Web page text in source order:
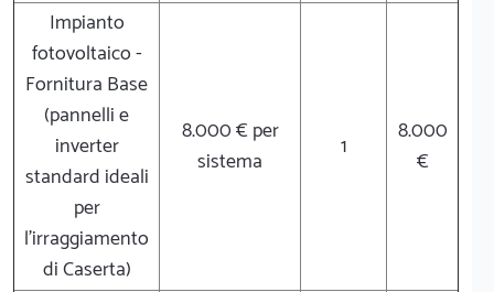
Impianto
fotovoltaico -
Fornitura Base
(pannelli e
inverter
standard ideali
per
l'irraggiamento
di Caserta)
8.000 € per
sistema
1
8.000
€